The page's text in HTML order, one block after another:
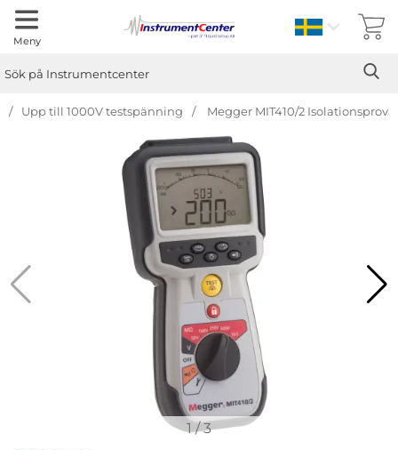
Meny Sverige
Upp till 1000V testspänning Megger MIT410/2
1/3